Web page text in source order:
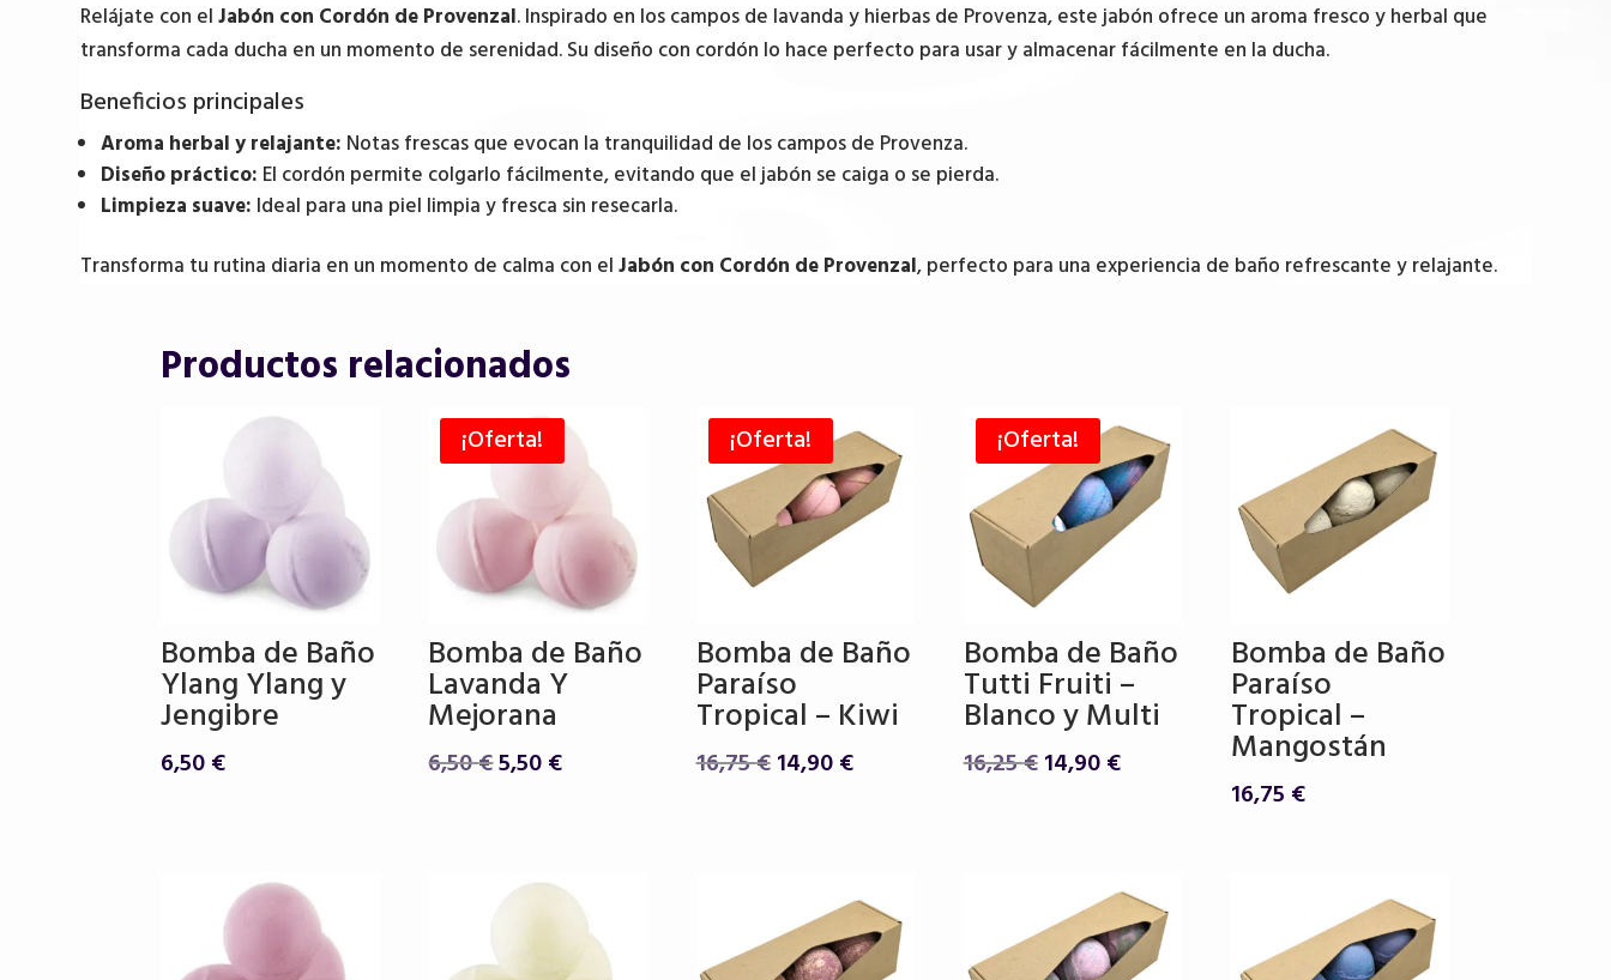
Relájate con elJabón con Cordón de Provenzal. Inspirado en los campos de lavanda y hierbas de Provenza, este jabón ofrece un aroma fresco y herbal que
transforma cada ducha en un momento de serenidad. Su diseño con cordón lo hace perfecto para usar y almacenar fácilmente en la ducha.
Beneficios principales
Aroma herbal y relajante: Notas frescas que evocan la tranquilidad de los campos de Provenza.
Diseño práctico: El cordón permite colgarlo fácilmente, evitando que el jabón se caiga o se pierda.
Limpieza suave: Ideal para una piel limpia y fresca sin resecarla.
Transforma tu rutina diaria en un momento de calma con elJabón con Cordón de Provenzal, perfecto para una experiencia de baño refrescante y relajante.
Productos relacionados
Bomba de Baño
Ylang Ylang y
Jengibre
6,50€
¡Oferta!
Bomba de Baño
Lavanda Y
Mejorana
6,50€El
6,50 €.
5,50€El
5,50 €.
¡Oferta!
Bomba de Baño
Paraíso
Tropical – Kiwi
16,75€ El
14,90€El
¡Oferta!
Bomba de Baño
Tutti Fruiti –
Blanco y Multi
16,25€El
16,25 €.
14,90€El
14,90 €.
Bomba de Baño
Paraíso
Tropical –
Mangostán
16,75 €